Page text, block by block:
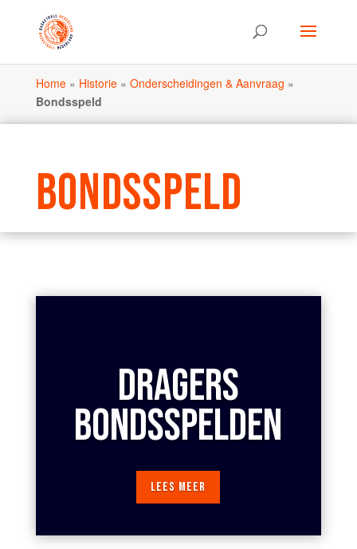
Home» Historie» Onderscheidingen & Aanvraag »
Bondsspeld
BONDSSPELD
DRAGERS
BONDSSPELDEN
LEES MEER